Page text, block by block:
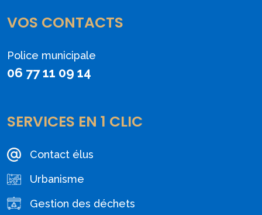
VOS CONTACTS
Police municipale
06 77 11 09 14
SERVICES EN 1 CLIC
Contact élus
Urbanisme
Gestion des déchets